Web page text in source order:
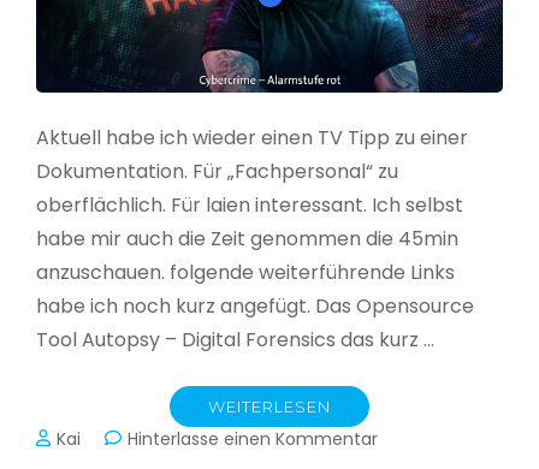
Aktuell habe ich wieder einen TV Tipp zu einer
Dokumentation. Für „Fachpersonal“ zu
oberflächlich. Für laien interessant. Ich selbst
habe mir auch die Zeit genommen die 45min
anzuschauen. folgende weiterführende Links
habe ich noch kurz angefügt. Das Opensource
Tool Autopsy – Digital Forensics das kurz …
WEITERLESEN
Kai Hinterlasse einen Kommentarzu